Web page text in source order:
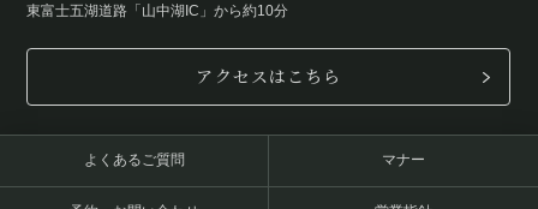
東富士五湖道路「山中湖IC」から約10分
アクセスはこちら
よくあるご質問 マナー